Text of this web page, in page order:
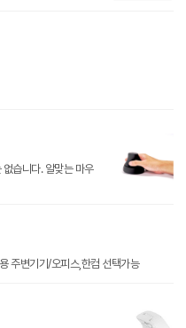
습니다. 알맞는 마우
주변기기/오피스,한컴 선택가능